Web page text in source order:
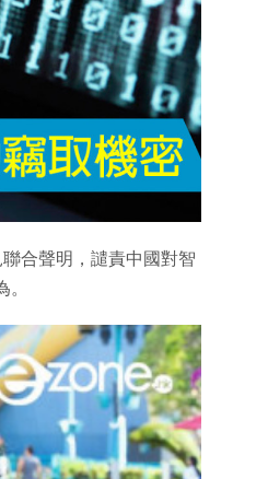
合聲明，譴責中國對智